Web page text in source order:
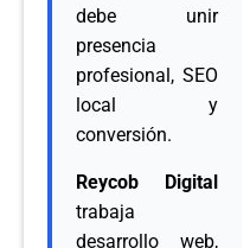
debe unir
presencia
profesional, SEO
local y
conversión.
Reycob Digital
trabaja
desarrollo web,